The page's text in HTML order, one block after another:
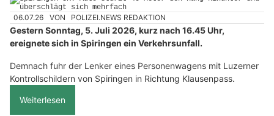
06.07.26 VON POLIZEI.NEWS REDAKTION
Gestern Sonntag, 5. Juli 2026, kurz nach 16.45 Uhr,
ereignete sich in Spiringen ein Verkehrsunfall.
Demnach fuhr der Lenker eines Personenwagens mit Luzerner
Kontrollschildern von Spiringen in Richtung Klausenpass.
Weiterlesen